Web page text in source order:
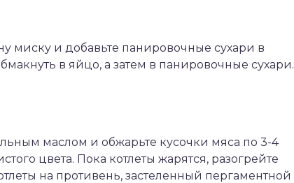
миску и добавьте панировочные сухари в
в яйцо, а затем в панировочные сухари.
маслом и обжарьте кусочки мяса по 3-4
цвета. Пока котлеты жарятся, разогрейте
на противень, застеленный пергаментной